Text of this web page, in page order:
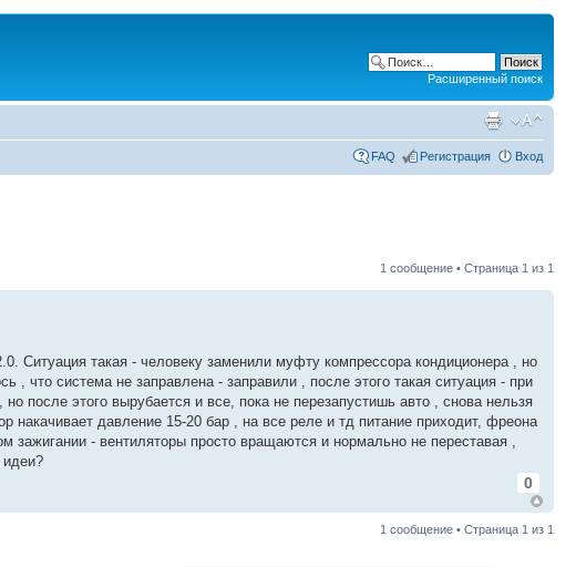
Расширенный поиск
FAQ Регистрация Вход
1 сообщение • Страница 1 из 1
Ситуация такая - человеку заменили муфту компрессора кондиционера , но
что система не заправлена - заправили , после этого такая ситуация - при
после этого вырубается и все, пока не перезапустишь авто , снова нельзя
давление 15-20 бар , на все реле и тд питание приходит, фреона
- вентиляторы просто вращаются и нормально не переставая ,
идеи?
0
1 сообщение • Страница 1 из 1